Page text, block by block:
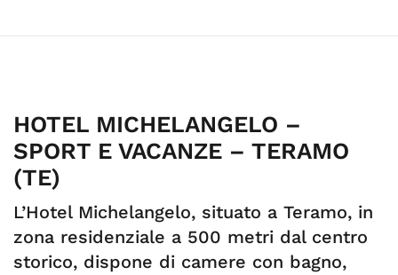
HOTEL MICHELANGELO –
SPORT E VACANZE – TERAMO
(TE)
L’Hotel Michelangelo, situato a Teramo, in
zona residenziale a 500 metri dal centro
storico, dispone di camere con bagno,